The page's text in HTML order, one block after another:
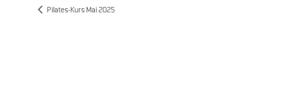
Pilates-Kurs Mai 2025